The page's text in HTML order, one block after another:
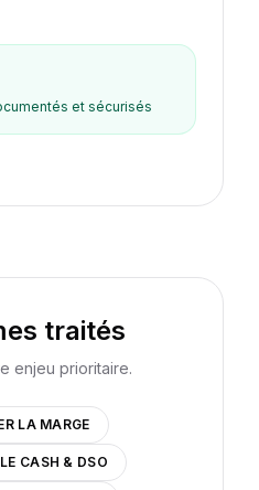
et sécurisés
traités
enjeu prioritaire.
LA MARGE
CASH & DSO